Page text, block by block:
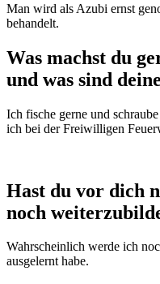
Man wird als Azubi ernst
behandelt.
Was machst du
und was sind
Ich fische gerne und
ich bei der Freiwilligen
Hast du vor dich
noch
Wahrscheinlich werde ich
ausgelernt habe.